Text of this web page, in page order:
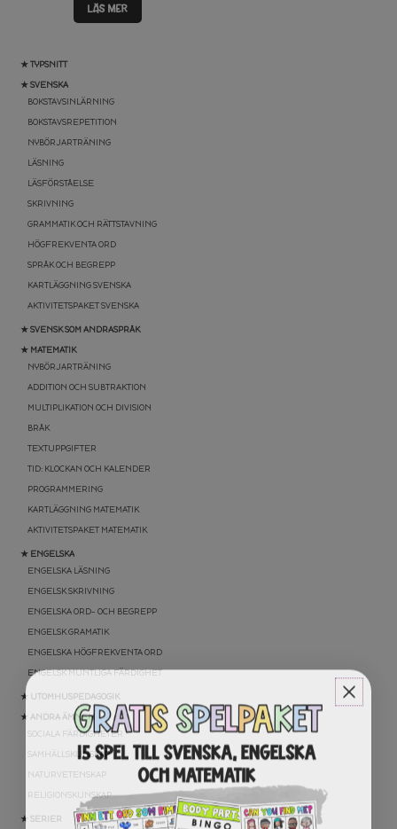
★ TYPSNITT
★ SVENSKA
BOKSTAVSINLÄRNING
BOKSTAVSREPETITION
NYBÖRJARTRÄNING
LÄSNING
LÄSFÖRSTÅELSE
SKRIVNING
GRAMMATIK OCH RÄTTSTAVNING
HÖGFREKVENTA ORD
SPRÅK OCH BEGREPP
KARTLÄGGNING SVENSKA
AKTIVITETSPAKET SVENSKA
★ SVENSK SOM ANDRASPRÅK
★ MATEMATIK
NYBÖRJARTRÄNING
ADDITION OCH SUBTRAKTION
MULTIPLIKATION OCH DIVISION
BRÅK
TEXTUPPGIFTER
TID: KLOCKAN OCH KALENDER
PROGRAMMERING
KARTLÄGGNING MATEMATIK
AKTIVITETSPAKET MATEMATIK
★ ENGELSKA
ENGELSKA LÄSNING
ENGELSK SKRIVNING
ENGELSKA ORD- OCH BEGREPP
ENGELSK GRAMATIK
ENGELSKA HÖGFREKVENTA ORD
ENGELSK MUNTLIGA FÄRDIGHET
★ UTOMHUSPEDAGOGIK
★ ANDRA ÄMNEN
SOCIALA FÄRDIGHETER
SAMHÄLLSKUNSKAP
NATURVETENSKAP
RELIGIONSKUNSKAP
★ SERIER
LÄS MER